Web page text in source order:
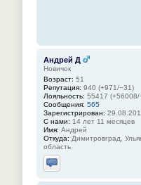
Андрей Д
Новичок
Возраст: 51
Репутация: 940 (+971/−31)
Лояльность: 55417 (+56008/
Сообщения: 565
Зарегистрирован:
С нами: 14 лет 11 месяцев
Имя: Андрей
Откуда: Димитровград,
область
Отправить